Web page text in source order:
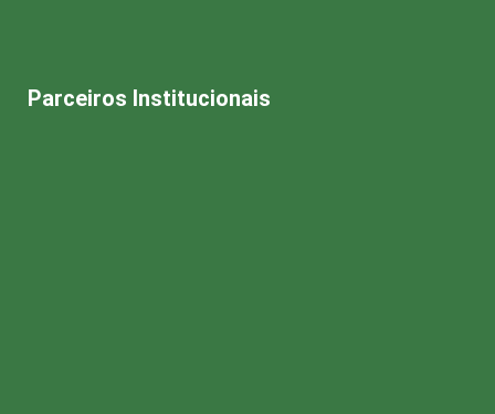
Parceiros Institucionais